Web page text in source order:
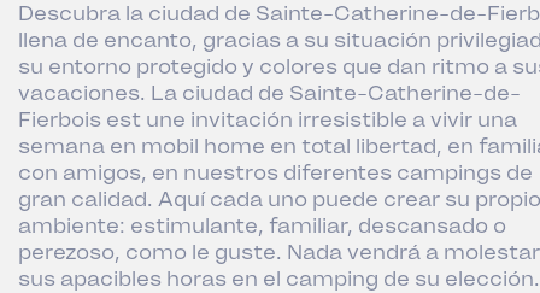
Descubra la ciudad de Sainte-Catherine-de-
llena de encanto, gracias a su situación
su entorno protegido y colores que dan ritmo a
vacaciones. La ciudad de Sainte-Catherine-de-
Fierbois est une invitación irresistible a vivir una
semana en mobil home en total libertad, en
con amigos, en nuestros diferentes campings de
gran calidad. Aquí cada uno puede crear su propio
ambiente: estimulante, familiar, descansado o
perezoso, como le guste. Nada vendrá a molestar
sus apacibles horas en el camping de su elección.